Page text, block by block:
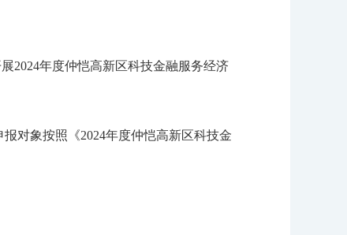
2024年度仲恺高新区科技金融服务经济
对象按照《2024年度仲恺高新区科技金